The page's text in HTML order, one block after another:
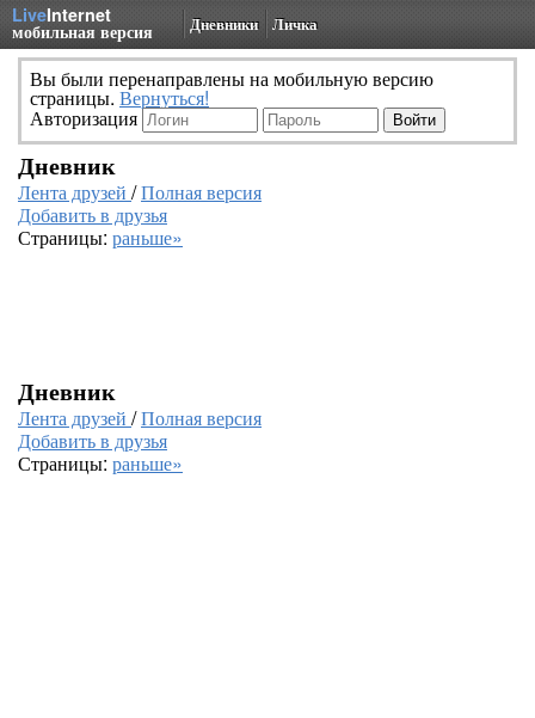
LiveInternet
мобильная версия Дневники Личка
Вы были перенаправлены на мобильную версию
страницы. Вернуться!
Авторизация
Дневник
Лента друзей /Полная версия
Добавить в друзья
Страницы: раньше»
Дневник
Лента друзей /Полная версия
Добавить в друзья
Страницы: раньше»